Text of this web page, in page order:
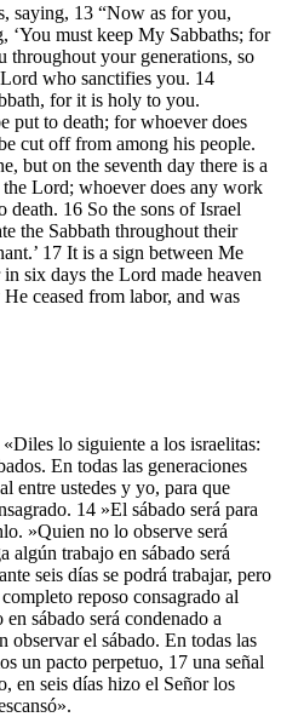
saying, 13 “Now as for you,
‘You must keep My Sabbaths; for
throughout your generations, so
who sanctifies you. 14
for it is holy to you.
put to death; for whoever does
cut off from among his people.
but on the seventh day there is a
Lord; whoever does any work
death. 16 So the sons of Israel
the Sabbath throughout their
17 It is a sign between Me
six days the Lord made heaven
ceased from labor, and was
lo siguiente a los israelitas:
En todas las generaciones
entre ustedes y yo, para que
14 »El sábado será para
»Quien no lo observe será
algún trabajo en sábado será
seis días se podrá trabajar, pero
reposo consagrado al
sábado será condenado a
observar el sábado. En todas las
un pacto perpetuo, 17 una señal
en seis días hizo el Señor los